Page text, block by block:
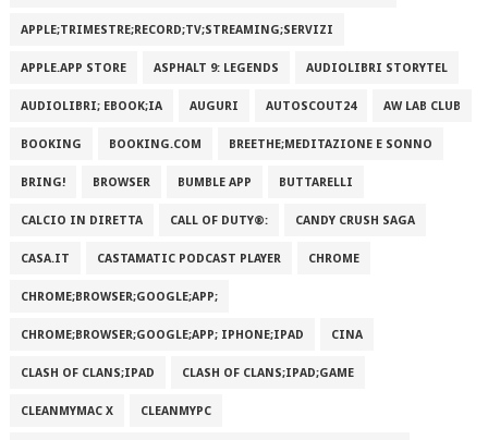
APPLE;TRIMESTRE;RECORD;TV;STREAMING;SERVIZI
APPLE.APP STORE ASPHALT 9: LEGENDS AUDIOLIBRI STORYTEL
AUDIOLIBRI; EBOOK;IA AUGURI AUTOSCOUT24 AW LAB CLUB
BOOKING BOOKING.COM BREETHE;MEDITAZIONE E SONNO
BRING! BROWSER BUMBLE APP BUTTARELLI
CALCIO IN DIRETTA CALL OF DUTY®: CANDY CRUSH SAGA
CASA.IT CASTAMATIC PODCAST PLAYER CHROME
CHROME;BROWSER;GOOGLE;APP;
CHROME;BROWSER;GOOGLE;APP; IPHONE;IPAD CINA
CLASH OF CLANS;IPAD CLASH OF CLANS;IPAD;GAME
CLEANMYMAC X CLEANMYPC